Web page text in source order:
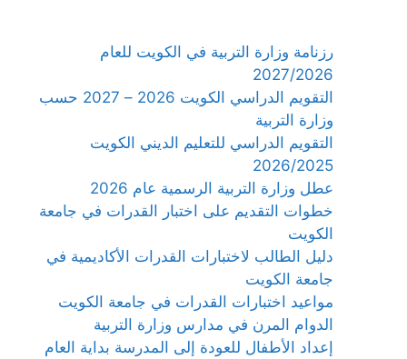
رزنامة وزارة التربية في الكويت للعام
2027/2026
التقويم الدراسي الكويت 2026 – 2027 حسب
وزارة التربية
التقويم الدراسي للتعليم الديني الكويت
2026/2025
عطل وزارة التربية الرسمية عام 2026
خطوات التقديم على اختبار القدرات في جامعة
الكويت
دليل الطالب لاختبارات القدرات الأكاديمية في
جامعة الكويت
مواعيد اختبارات القدرات في جامعة الكويت
الدوام المرن في مدارس وزارة التربية
إعداد الأطفال للعودة إلى المدرسة بداية العام